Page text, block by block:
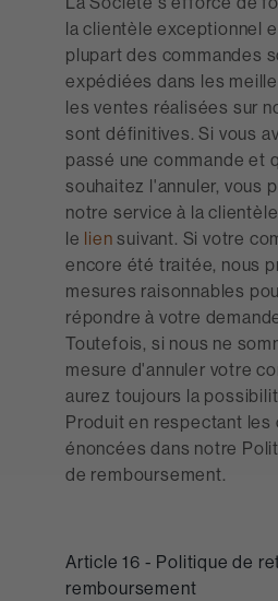
la clientèle exceptionnel
plupart des commandes
expédiées dans les
les ventes réalisées sur
sont définitives. Si vous
passé une commande et
souhaitez l'annuler, vous
notre service à la
le lien suivant. Si votre
encore été traitée, nous
mesures raisonnables
répondre à votre
Toutefois, si nous ne
mesure d'annuler votre
aurez toujours la
Produit en respectant les
énoncées dans notre
de remboursement.
Article 16 - Politique de
remboursement